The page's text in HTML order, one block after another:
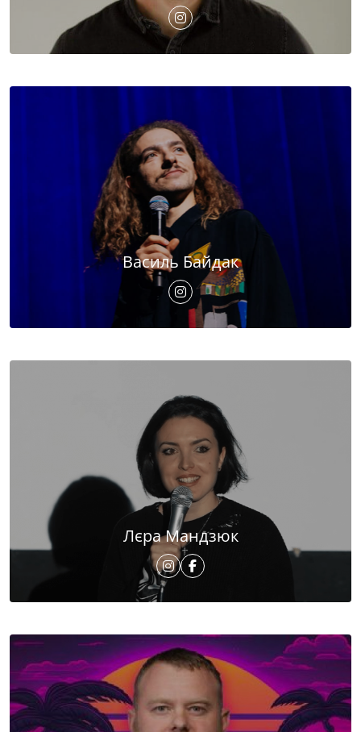
Василь Байдак
Лєра Мандзюк